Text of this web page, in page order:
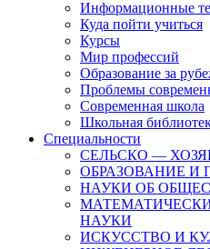
Информационные
Куда пойти учиться
Курсы
Мир профессий
Образование за
Проблемы
Современная школа
Школьная
Специальности
СЕЛЬСКО —
ОБРАЗОВАНИЕ И
НАУКИ ОБ
НАУКИ
ИСКУССТВО И